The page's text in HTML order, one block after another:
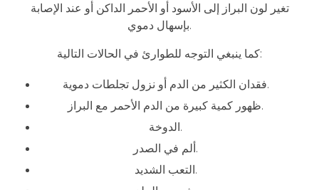
تغير لون البراز إلى الأسود أو الأحمر الداكن أو عند الإصابة
بإسهال دموي.
كما ينبغي التوجه للطوارئ في الحالات التالية:
فقدان الكثير من الدم أو نزول تجلطات دموية.
ظهور كمية كبيرة من الدم الأحمر مع البراز.
الدوخة.
ألم في الصدر.
التعب الشديد.